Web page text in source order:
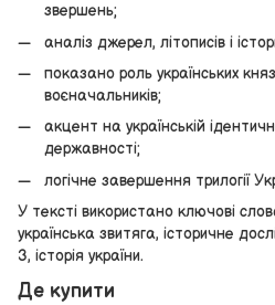
звершень;
аналіз джерел, літописів і
показано роль українських
воєначальників;
акцент на українській
державності;
логічне завершення трилогії
У тексті використано ключові
українська звитяга, історичне
3, історія україни.
Де купити